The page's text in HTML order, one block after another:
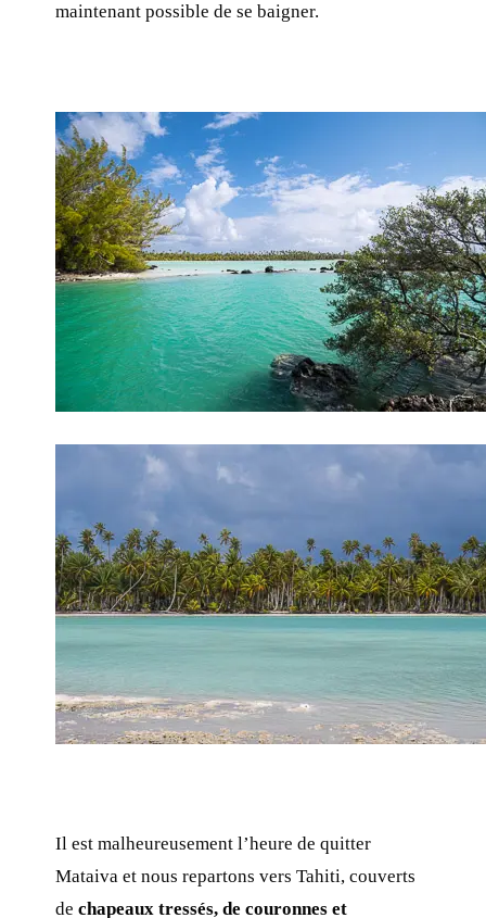
maintenant possible de se baigner.
Il est malheureusement l’heure de quitter
Mataiva et nous repartons vers Tahiti, couverts
dechapeaux tressés, de couronnes et